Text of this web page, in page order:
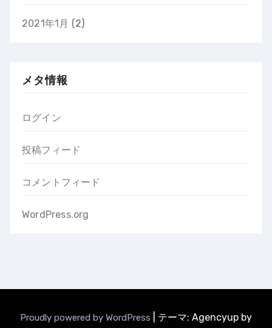
2021年1月 (2)
メタ情報
ログイン
投稿フィード
コメントフィード
WordPress.org
Proudly powered by WordPress テーマ: Agencyup by